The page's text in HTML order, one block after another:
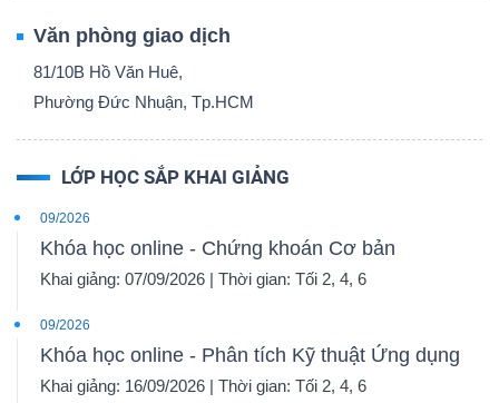
Văn phòng giao dịch
81/10B Hồ Văn Huê,
Phường Đức Nhuận, Tp.HCM
LỚP HỌC SẮP KHAI GIẢNG
09/2026
Khóa học online - Chứng khoán Cơ bản
Khai giảng: 07/09/2026 | Thời gian: Tối 2, 4, 6
09/2026
Khóa học online - Phân tích Kỹ thuật Ứng dụng
Khai giảng: 16/09/2026 | Thời gian: Tối 2, 4, 6